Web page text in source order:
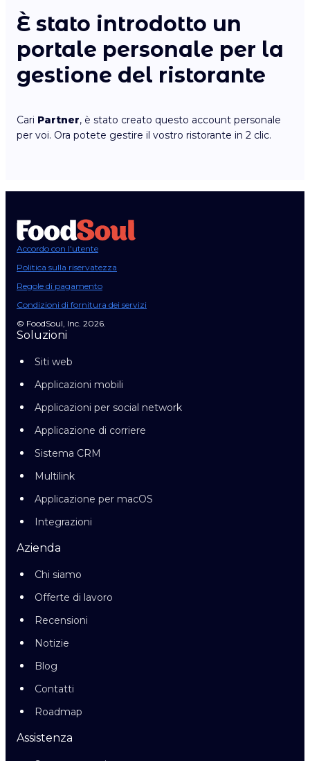
È stato introdotto un
portale personale per la
gestione del ristorante
Cari Partner, è stato creato questo account personale
per voi. Ora potete gestire il vostro ristorante in 2 clic.
Accordo con l'utente
Politica sulla riservatezza
Regole di pagamento
Condizioni di fornitura dei servizi
© FoodSoul, Inc. 2026.
Soluzioni
Siti web
Applicazioni mobili
Applicazioni per social network
Applicazione di corriere
Sistema CRM
Multilink
Applicazione per macOS
Integrazioni
Azienda
Chi siamo
Offerte di lavoro
Recensioni
Notizie
Blog
Contatti
Roadmap
Assistenza